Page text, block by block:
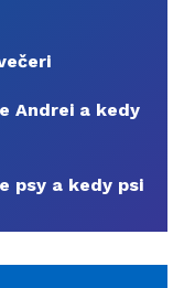
Andrei a kedy
psy a kedy psi